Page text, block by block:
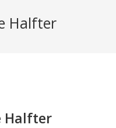
Halfter
Halfter